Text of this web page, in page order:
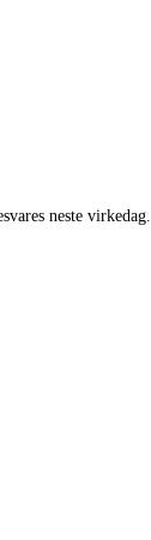
neste virkedag.